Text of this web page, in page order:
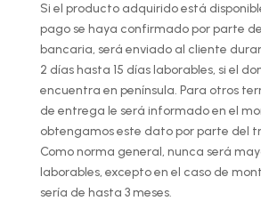
Si el producto adquirido está
pago se haya confirmado por parte
bancaria, será enviado al cliente
2 días hasta 15 días laborables, si el
encuentra en península. Para otros
de entrega le será informado en el
obtengamos este dato por parte del
Como norma general, nunca será
laborables, excepto en el caso de
sería de hasta 3 meses.